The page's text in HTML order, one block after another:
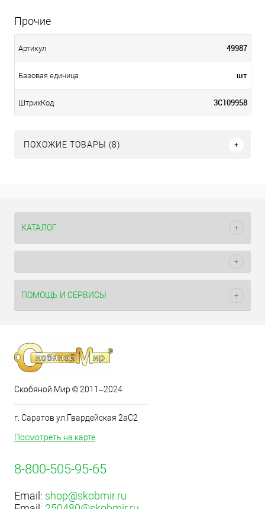
Прочие
Артикул 49987
Базовая единица шт
ШтрихКод 3С109958
ПОХОЖИЕ ТОВАРЫ (8)
КАТАЛОГ
ПОМОЩЬ И СЕРВИСЫ
Скобяной Мир © 2011–2024
г. Саратов ул.Гвардейская 2аС2
Посмотреть на карте
8-800-505-95-65
Email: shop@skobmir.ru